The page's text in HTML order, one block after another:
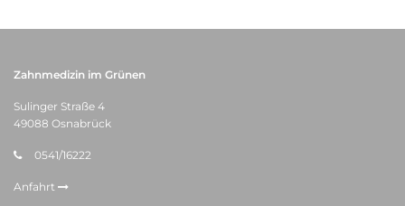
Zahnmedizin im Grünen
Sulinger Straße 4
49088 Osnabrück
0541/16222
Anfahrt